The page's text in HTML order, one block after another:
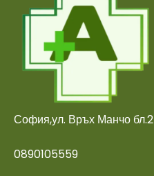
София,ул. Връх Манчо бл.2
0890105559